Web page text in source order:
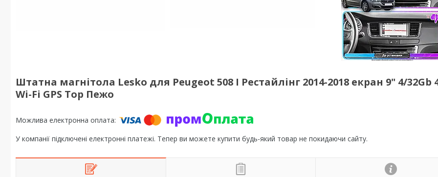
Штатна магнітола Lesko для Peugeot 508 I Рестайлінг 2014-2018 екран 9" 4/32Gb
Wi-Fi GPS Top Пежо
У компанії підключені електронні платежі. Тепер ви можете купити будь-який товар не покидаючи сайту.